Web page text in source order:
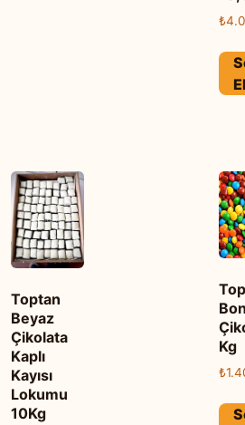
₺
Toptan
Beyaz
Çikolata
Kaplı
Kayısı
Lokumu
10Kg
Kg
₺